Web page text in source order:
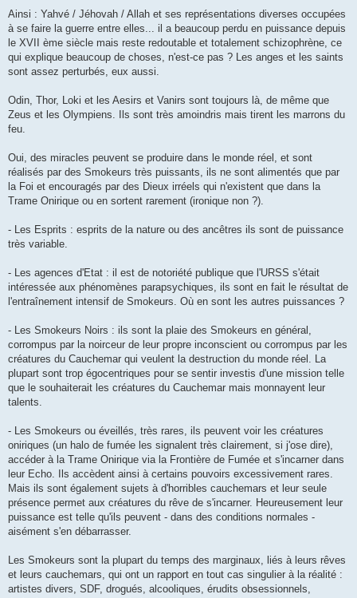
Ainsi : Yahvé / Jéhovah / Allah et ses représentations diverses occupées
à se faire la guerre entre elles... il a beaucoup perdu en puissance depuis
le XVII ème siècle mais reste redoutable et totalement schizophrène, ce
qui explique beaucoup de choses, n'est-ce pas ? Les anges et les saints
sont assez perturbés, eux aussi.
Odin, Thor, Loki et les Aesirs et Vanirs sont toujours là, de même que
Zeus et les Olympiens. Ils sont très amoindris mais tirent les marrons du
feu.
Oui, des miracles peuvent se produire dans le monde réel, et sont
réalisés par des Smokeurs très puissants, ils ne sont alimentés que par
la Foi et encouragés par des Dieux irréels qui n'existent que dans la
Trame Onirique ou en sortent rarement (ironique non ?).
- Les Esprits : esprits de la nature ou des ancêtres ils sont de puissance
très variable.
- Les agences d'Etat : il est de notoriété publique que l'URSS s'était
intéressée aux phénomènes parapsychiques, ils sont en fait le résultat de
l'entraînement intensif de Smokeurs. Où en sont les autres puissances ?
- Les Smokeurs Noirs : ils sont la plaie des Smokeurs en général,
corrompus par la noirceur de leur propre inconscient ou corrompus par les
créatures du Cauchemar qui veulent la destruction du monde réel. La
plupart sont trop égocentriques pour se sentir investis d'une mission telle
que le souhaiterait les créatures du Cauchemar mais monnayent leur
talents.
- Les Smokeurs ou éveillés, très rares, ils peuvent voir les créatures
oniriques (un halo de fumée les signalent très clairement, si j'ose dire),
accéder à la Trame Onirique via la Frontière de Fumée et s'incarner dans
leur Echo. Ils accèdent ainsi à certains pouvoirs excessivement rares.
Mais ils sont également sujets à d'horribles cauchemars et leur seule
présence permet aux créatures du rêve de s'incarner. Heureusement leur
puissance est telle qu'ils peuvent - dans des conditions normales -
aisément s'en débarrasser.
Les Smokeurs sont la plupart du temps des marginaux, liés à leurs rêves
et leurs cauchemars, qui ont un rapport en tout cas singulier à la réalité :
artistes divers, SDF, drogués, alcooliques, érudits obsessionnels,